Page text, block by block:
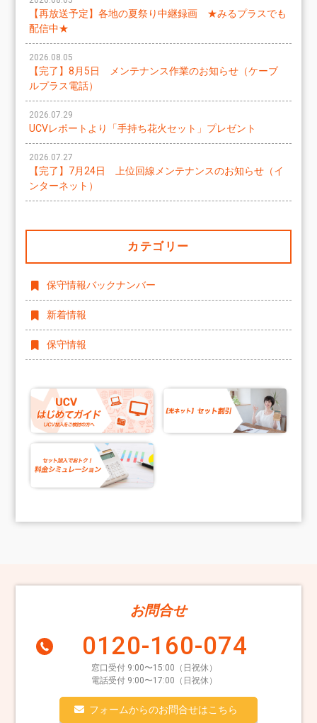
【再放送予定】各地の夏祭り中継録画 ★みるプラスでも
配信中★
2026.08.05
【完了】8月5日 メンテナンス作業のお知らせ（ケーブ
ルプラス電話）
2026.07.29
UCVレポートより「手持ち花火セット」プレゼント
2026.07.27
【完了】7月24日 上位回線メンテナンスのお知らせ（イ
ンターネット）
カテゴリー
保守情報バックナンバー
新着情報
保守情報
お問合せ
0120-160-074
窓口受付 9:00〜15:00（日祝休）
電話受付 9:00〜17:00（日祝休）
フォームからのお問合せはこちら